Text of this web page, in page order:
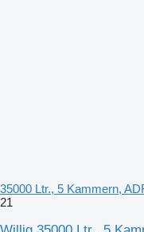
35000 Ltr., 5 Kammern,
21